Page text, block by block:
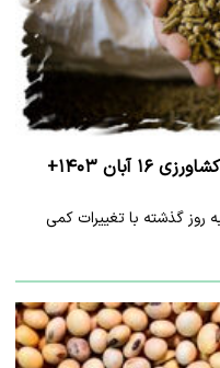
قیمت نهاده های دامی و محصولات کشاورزی ۱۶ آبان ۱۴۰۳+
روز گذشته با تغییرات کمی